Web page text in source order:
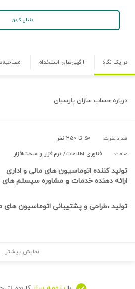
دنبال کردن
در یک نگاه آگهی‌های استخدام
درباره حساب سازان پارسیان
تعداد نفرات: ۵۰ تا ۲۵۰ نفر
صنعت: فناوری اطلاعات/ نرم‌افزار و سخت‌افزار
تولید کننده اتوماسیون های مالی و اداری
ارائه دهنده خدمات و مشاوره سیستم های
تولید ،طراحی و پشتیبانی اتوماسیون های
نمایش بیشتر